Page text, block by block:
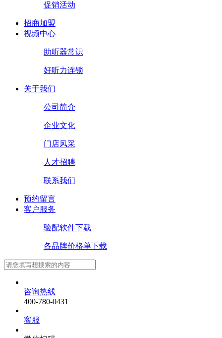
促销活动
招商加盟
视频中心
助听器常识
好听力连锁
关于我们
公司简介
企业文化
门店风采
人才招聘
联系我们
预约留言
客户服务
验配软件下载
各品牌价格单下载
咨询热线
400-780-0431
客服